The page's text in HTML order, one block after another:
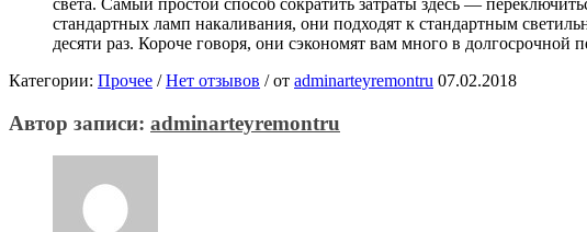
стандартных ламп накаливания, они подходят к стандартным
десяти раз. Короче говоря, они сэкономят вам много в
Категории: Прочее / Нет отзывов /от adminarteyremontru 07.02.2018
Автор записи: adminarteyremontru